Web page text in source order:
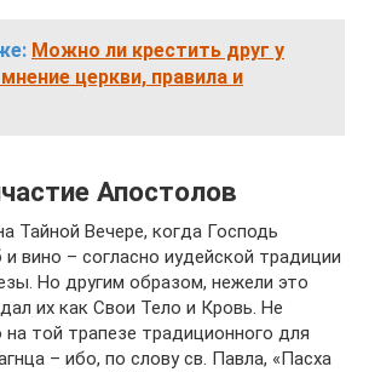
Можно ли крестить друг у
церкви, правила и
Апостолов
Тайной Вечере, когда Господь
и вино – согласно иудейской традиции
Но другим образом, нежели это
их как Свои Тело и Кровь. Не
той трапезе традиционного для
– ибо, по слову св. Павла, «Пасха